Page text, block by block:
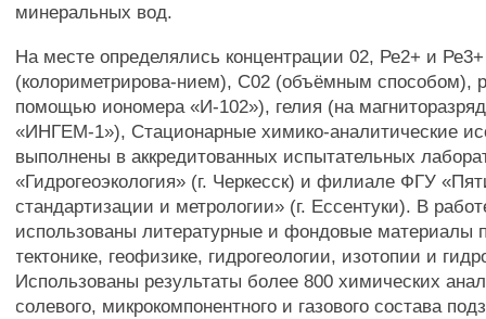
минеральных вод.
На месте определялись концентрации 02, Ре2+ и Ре3+
(колориметрирова-нием), С02 (объёмным способом),
помощью иономера «И-102»), гелия (на
«ИНГЕМ-1»), Стационарные химико-аналитические
выполнены в аккредитованных испытательных
«Гидрогеоэкология» (г. Черкесск) и филиале ФГУ
стандартизации и метрологии» (г. Ессентуки). В
использованы литературные и фондовые материалы
тектонике, геофизике, гидрогеологии, изотопии и
Использованы результаты более 800 химических
солевого, микрокомпонентного и газового состава